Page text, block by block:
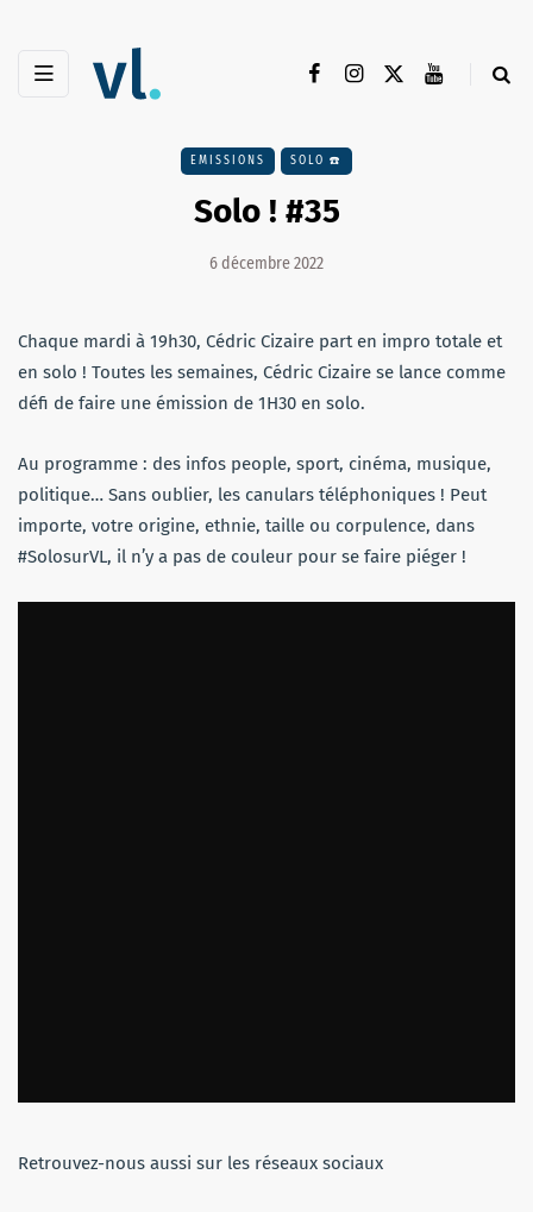
EMISSIONS SOLO ☎️
Solo ! #35
6 décembre 2022
Chaque mardi à 19h30, Cédric Cizaire part en impro totale et
en solo ! Toutes les semaines, Cédric Cizaire se lance comme
défi de faire une émission de 1H30 en solo.
Au programme : des infos people, sport, cinéma, musique,
politique… Sans oublier, les canulars téléphoniques ! Peut
importe, votre origine, ethnie, taille ou corpulence, dans
#SolosurVL, il n’y a pas de couleur pour se faire piéger !
Retrouvez-nous aussi sur les réseaux sociaux